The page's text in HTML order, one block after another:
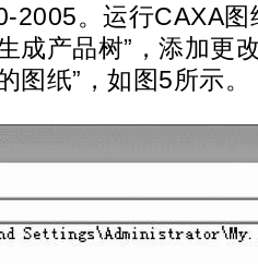
2005。运行CAXA图
成产品树”，添加更
图纸”，如图5所示。